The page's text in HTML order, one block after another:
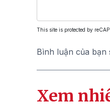
This site is protected by
Bình luận của
Xem